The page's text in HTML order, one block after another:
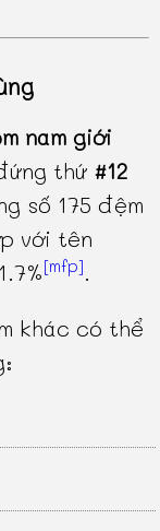
nam giới
thứ #12
số 175 đệm
với tên
[mfp].
khác có thể